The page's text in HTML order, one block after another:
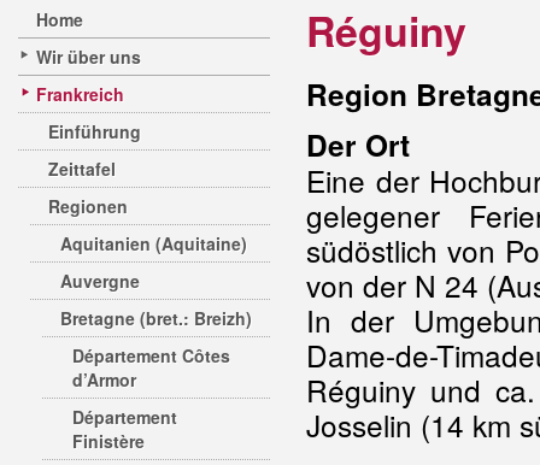
Home
Wir über uns
Frankreich
Einführung
Zeittafel
Regionen
Aquitanien (Aquitaine)
Auvergne
Bretagne (bret.: Breizh)
Département Côtes
d’Armor
Département
Finistère
Réguiny
Region
Der Ort
Eine der
gelegener
südöstlich von
von der N 24
In der
Dame-de-
Réguiny und
Josselin (14 km